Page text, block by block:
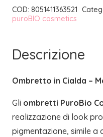
REFILL
|
COSMETICS
COD: 8051411363521
puroBIO cosmetics
Descrizione
Ombretto in Cialda –
Gli ombretti PuroBio
realizzazione di look
pigmentazione, simile a